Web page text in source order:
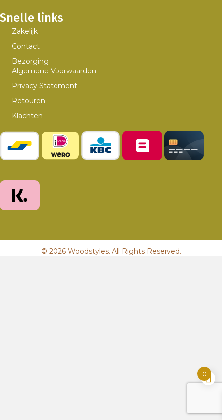
Snelle links
Zakelijk
Contact
Bezorging
Algemene Voorwaarden
Privacy Statement
Retouren
Klachten
© 2026 Woodstyles. All Rights Reserved.
0